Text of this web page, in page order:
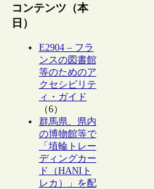
コンテンツ（本
日）
E2904 – フラ
ンスの図書館
等のためのア
クセシビリテ
ィ・ガイド
（6）
群馬県、県内
の博物館等で
「埴輪トレー
ディングカー
ド（HANIト
レカ）」を配